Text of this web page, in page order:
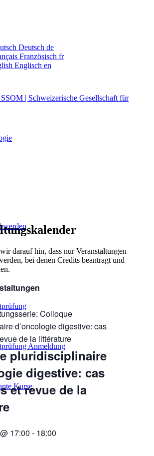
Deutsch de
Französisch fr
Englisch en
werden
Anmeldung
Kurse
darauf hin, dass nur Veranstaltungen
bei denen Credits beantragt und
Colloque
d’oncologie digestive: cas
de la littérature
pluridisciplinaire
digestive: cas
et revue de la
17:00 - 18:00